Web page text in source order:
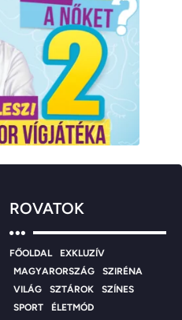
ROVATOK
FŐOLDAL
EXKLUZÍV
MAGYARORSZÁG
SZIRÉNA
VILÁG
SZTÁROK
SZÍNES
SPORT
ÉLETMÓD